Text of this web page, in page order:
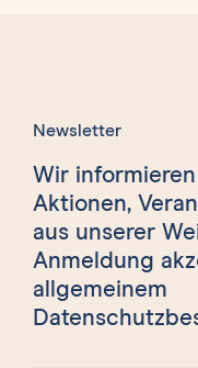
Newsletter
Wir
Aktionen,
aus unserer
Anmeldung
allgemeinem